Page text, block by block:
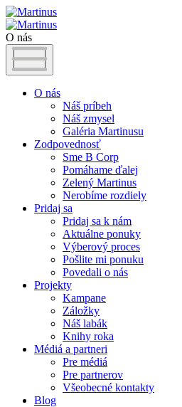
O nás
O nás
Náš príbeh
Náš zmysel
Galéria Martinusu
Zodpovednosť
Sme B Corp
Pomáhame ďalej
Zelený Martinus
Nerobíme rozdiely
Pridaj sa
Pridaj sa k nám
Aktuálne ponuky
Výberový proces
Pošlite mi ponuku
Povedali o nás
Projekty
Kampane
Záložky
Náš labák
Knihy roka
Médiá a partneri
Pre médiá
Pre partnerov
Všeobecné kontakty
Blog